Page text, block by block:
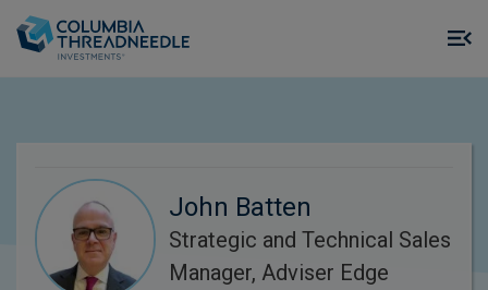
John Batten
Strategic and Technical Sales
Manager, Adviser Edge